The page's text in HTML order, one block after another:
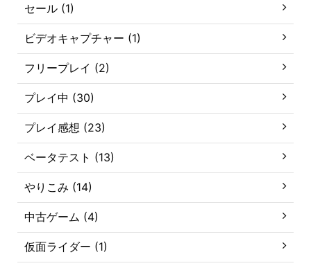
セール (1)
ビデオキャプチャー (1)
フリープレイ (2)
プレイ中 (30)
プレイ感想 (23)
ベータテスト (13)
やりこみ (14)
中古ゲーム (4)
仮面ライダー (1)